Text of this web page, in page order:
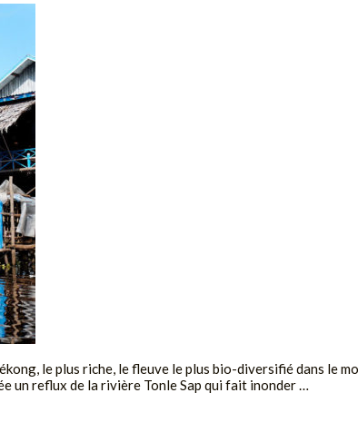
le plus riche, le fleuve le plus bio-diversifié dans le
un reflux de la rivière Tonle Sap qui fait inonder …